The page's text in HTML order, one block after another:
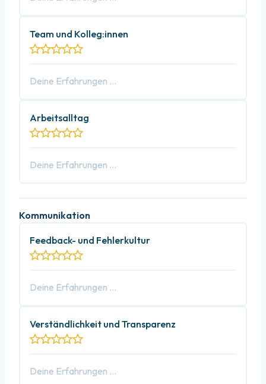
Team und Kolleg:innen
Arbeitsalltag
Kommunikation
Feedback- und Fehlerkultur
Verständlichkeit und Transparenz